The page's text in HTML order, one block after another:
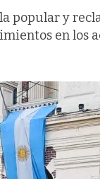
popular y
en los